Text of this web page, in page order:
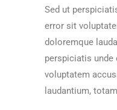
Sed ut
error sit
doloremque
perspiciatis
voluptatem
laudantium,